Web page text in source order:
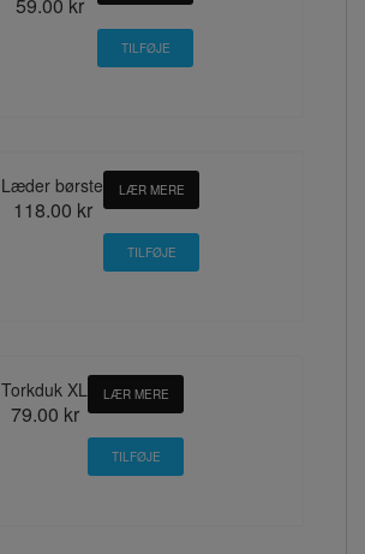
Læder børste
118.00 kr
LÆR MERE
Torkduk XL
79.00 kr
LÆR MERE